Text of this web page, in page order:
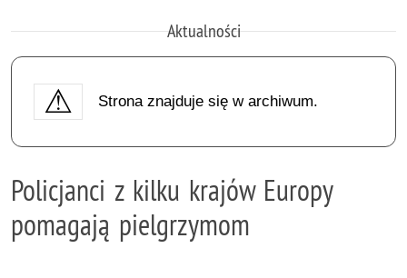
Aktualności
Strona znajduje się w archiwum.
Policjanci z kilku krajów Europy
pomagają pielgrzymom